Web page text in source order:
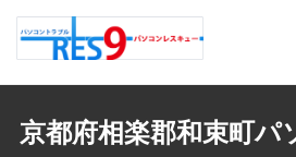
京都府相楽郡和束町パ